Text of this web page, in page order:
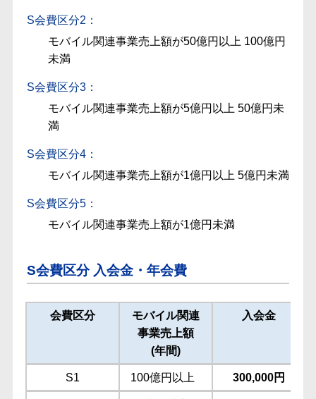
S会費区分2：
モバイル関連事業売上額が50億円以上 100億円
未満
S会費区分3：
モバイル関連事業売上額が5億円以上 50億円未
満
S会費区分4：
モバイル関連事業売上額が1億円以上 5億円未満
S会費区分5：
モバイル関連事業売上額が1億円未満
S会費区分 入会金・年会費
会費区分
モバイル関連
事業売上額
(年間)
入会金
S1 100億円以上 300,000円